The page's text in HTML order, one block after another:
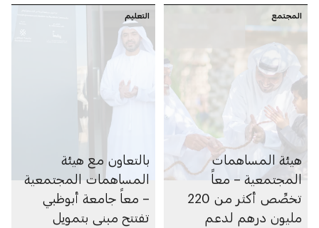
الأسرة في دولة الإمارات
المجتمع
هيئة المساهمات
المجتمعية – معاً
تخصِّص أكثر من 220
مليون درهم لدعم
التعليم
بالتعاون مع هيئة
المساهمات المجتمعية
– معاً جامعة أبوظبي
تفتتح مبنى بتمويل